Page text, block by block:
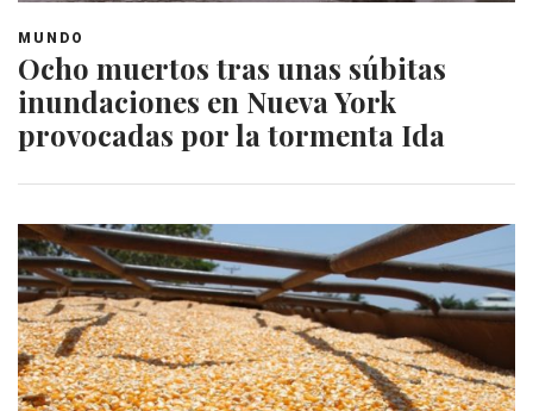
MUNDO
Ocho muertos tras unas súbitas
inundaciones en Nueva York
provocadas por la tormenta Ida